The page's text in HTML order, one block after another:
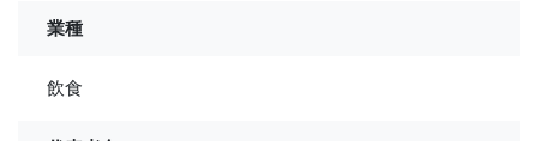
業種
飲食